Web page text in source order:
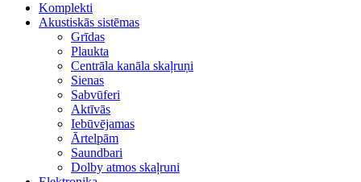
Komplekti
Akustiskās sistēmas
Grīdas
Plaukta
Centrāla kanāla skaļruņi
Sienas
Sabvūferi
Aktīvās
Iebūvējamas
Ārtelpām
Saundbari
Dolby atmos skaļruni